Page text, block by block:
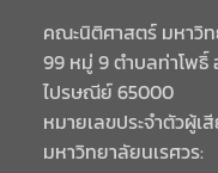
คณะนิติศาสตร์ มหาวิ
99 หมู่ 9 ตำบลท่าโพ
ไปรษณีย์ 65000
หมายเลขประจำตัวผู้เ
มหาวิทยาลัยนเรศวร: